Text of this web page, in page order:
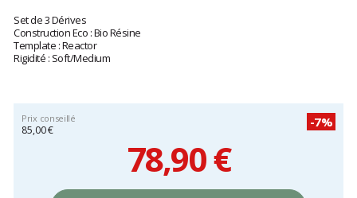
avis
clients
Set de 3 Dérives
Construction Eco : Bio Résine
Template : Reactor
Rigidité : Soft/Medium
Prix conseillé
85,00 €
-7%
78,90 €